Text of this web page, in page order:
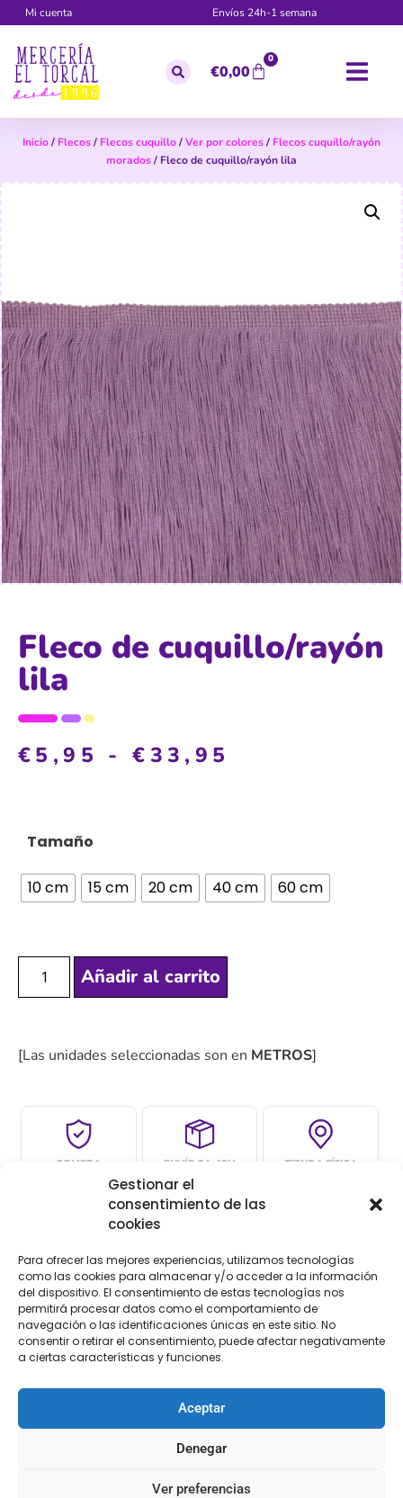
Gestionar el
consentimiento de las
cookies
Para ofrecer las mejores experiencias, utilizamos tecnologías
como las cookies para almacenar y/o acceder a la información
del dispositivo. El consentimiento de estas tecnologías nos
permitirá procesar datos como el comportamiento de
navegación o las identificaciones únicas en este sitio. No
consentir o retirar el consentimiento, puede afectar negativamente
a ciertas características y funciones.
Aceptar
Denegar
Ver preferencias
Mi cuenta Envíos 24h-1 semana
€0,00
0
Inicio/ Flecos/ Flecos cuquillo/Ver por colores/ Flecos cuquillo/rayón
morados/ Fleco de cuquillo/rayón lila
Fleco de cuquillo/rayón
lila
€5,95 - € 33,95
Tamaño
10 cm 15 cm 20 cm 40 cm 60 cm
Añadir al carrito
[Las unidades seleccionadas son en METROS]
COMPRA
ENVÍO 24-48H TIENDA FÍSICA
Descripción Información adicional
Descripción
Flecos de rayón de diferentes medidas ideal para
vestidos de salsa y todo tipo de espectáculos…
Tamaño. 10cm – 15cm – 20cm – 40cm – 60cm